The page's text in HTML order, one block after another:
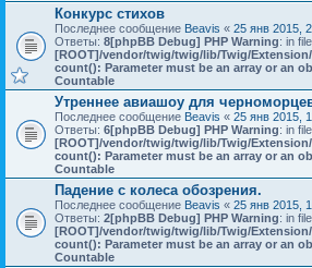
Конкурс стихов
Последнее сообщение Beavis « 25 янв 2015,
Ответы: 8[phpBB Debug] PHP Warning: in file
[ROOT]/vendor/twig/twig/lib/Twig/
count(): Parameter must be an array or an
Countable
Утреннее авиашоу для
Последнее сообщение Beavis « 25 янв 2015,
Ответы: 6[phpBB Debug] PHP Warning: in file
[ROOT]/vendor/twig/twig/lib/Twig/
count(): Parameter must be an array or an
Countable
Падение с колеса обозрения.
Последнее сообщение Beavis « 25 янв 2015,
Ответы: 2[phpBB Debug] PHP Warning: in file
[ROOT]/vendor/twig/twig/lib/Twig/
count(): Parameter must be an array or an
Countable